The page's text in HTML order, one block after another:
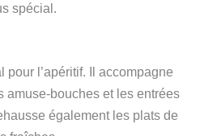
spécial.
pour l’apéritif. Il accompagne
amuse-bouches et les entrées
également les plats de